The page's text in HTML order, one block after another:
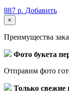
887 р. Добавить
×
Преимущества
Фото букета
Отправим фото
Только свежие